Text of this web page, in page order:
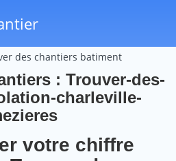
des chantiers batiment
: Trouver-des-
charleville-
votre chiffre